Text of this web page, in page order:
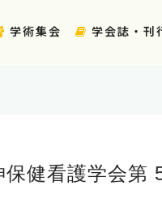
学術集会 学会誌・刊
健看護学会第